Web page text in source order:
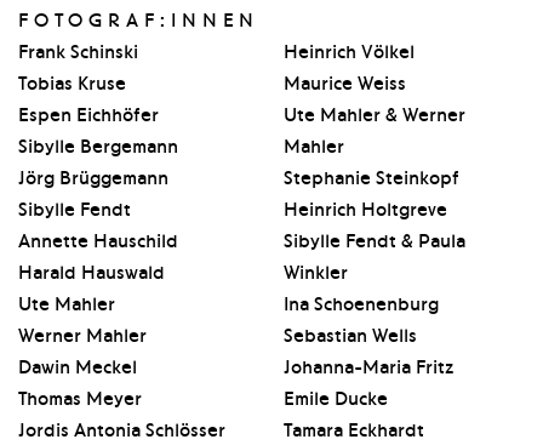
FOTOGRAF:INNEN
Frank Schinski
Tobias Kruse
Espen Eichhöfer
Sibylle Bergemann
Jörg Brüggemann
Sibylle Fendt
Annette Hauschild
Harald Hauswald
Ute Mahler
Werner Mahler
Dawin Meckel
Thomas Meyer
Jordis Antonia Schlösser
Heinrich Völkel
Maurice Weiss
Ute Mahler & Werner
Mahler
Stephanie Steinkopf
Heinrich Holtgreve
Sibylle Fendt & Paula
Winkler
Ina Schoenenburg
Sebastian Wells
Johanna-Maria Fritz
Emile Ducke
Tamara Eckhardt